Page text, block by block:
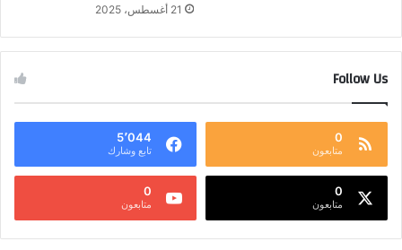
21 أغسطس، 2025
Follow Us
0
متابعون
5٬044
تابع وشارك
0
متابعون
0
متابعون